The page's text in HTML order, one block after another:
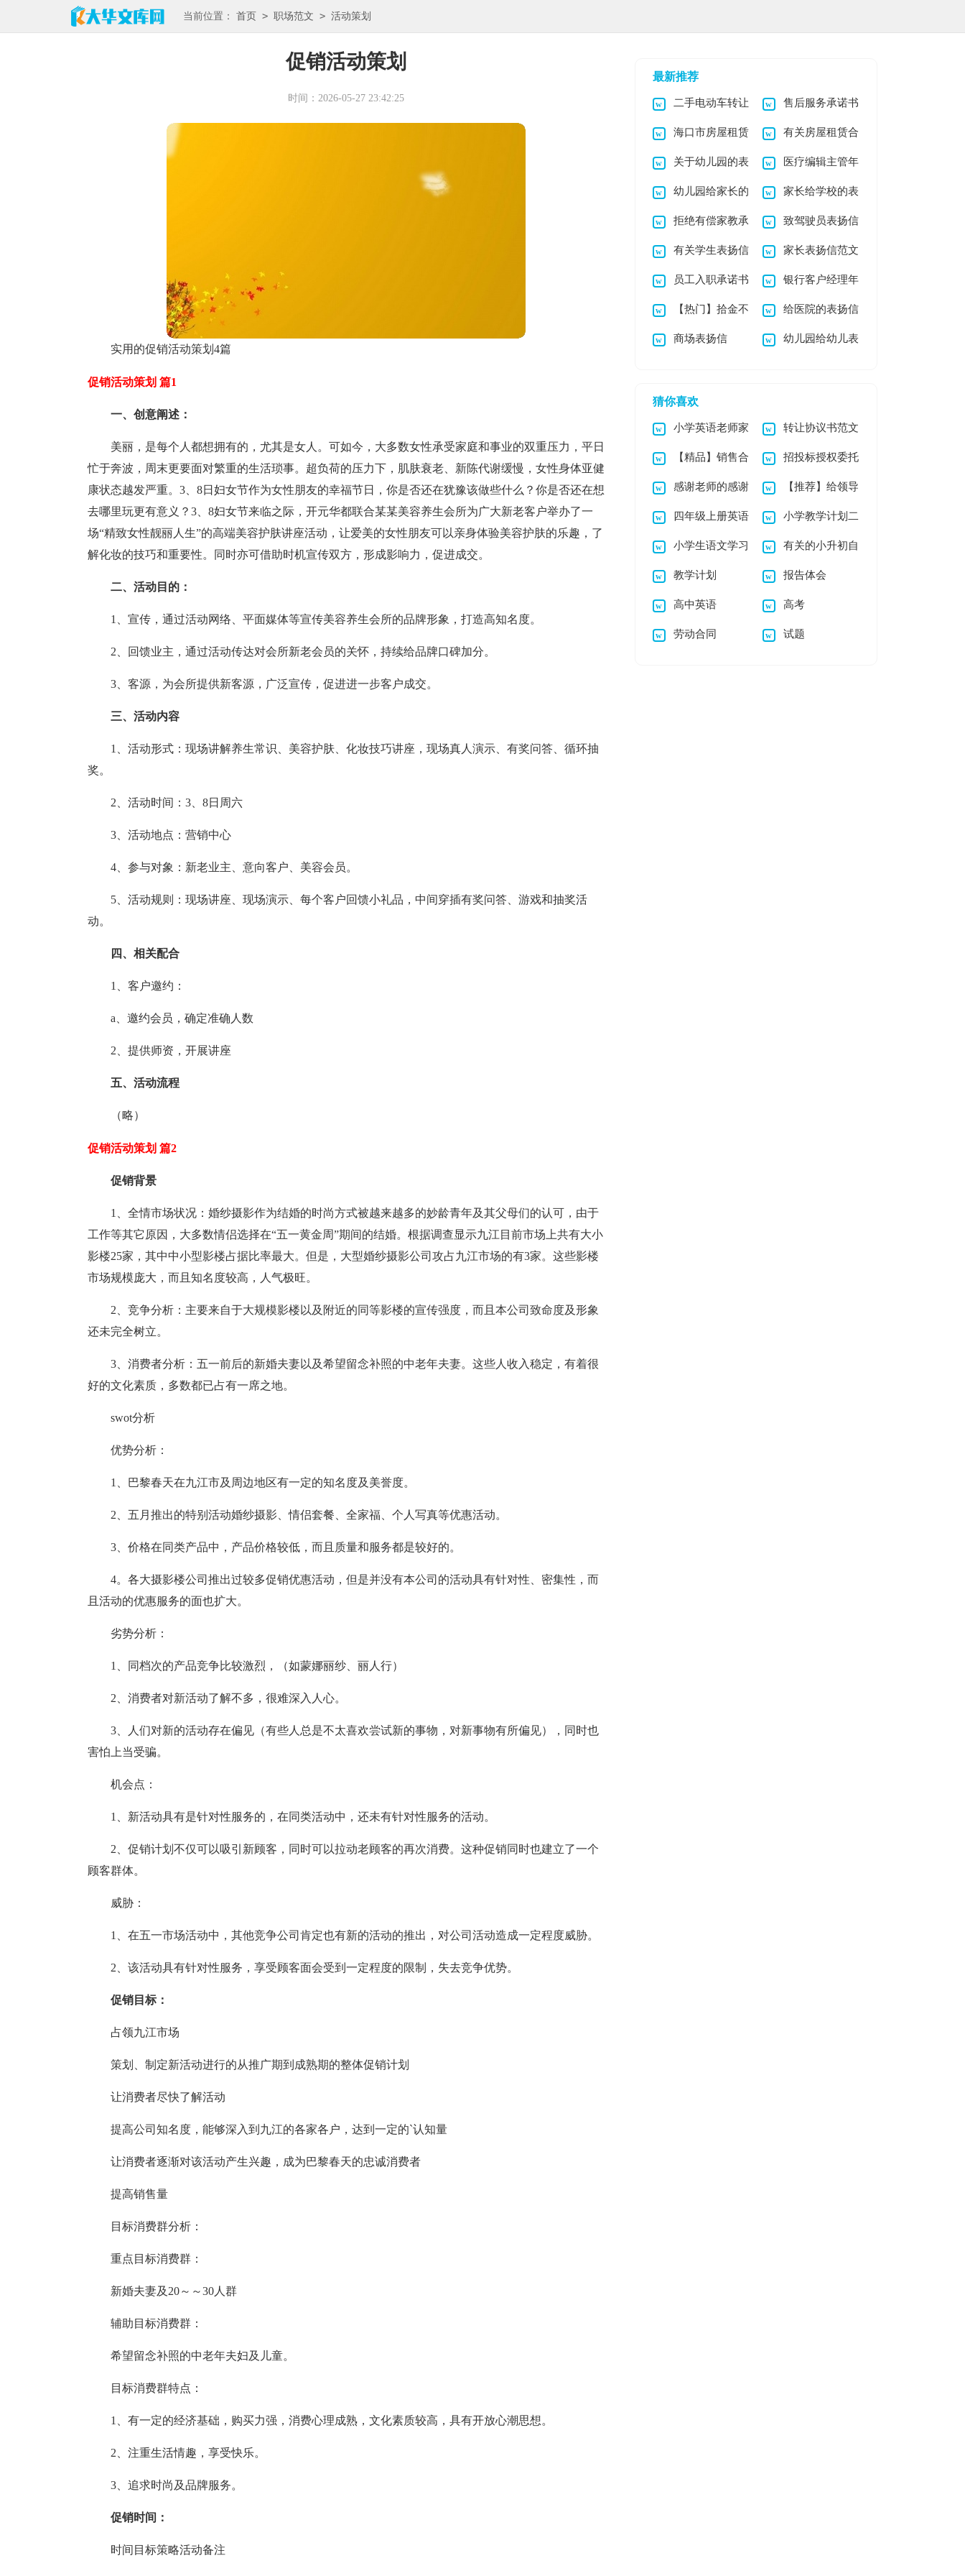
当前位置： 首页 > 职场范文 > 活动策划
促销活动策划
时间：2026-05-27 23:42:25
实用的促销活动策划4篇
促销活动策划 篇1
一、创意阐述：
美丽，是每个人都想拥有的，尤其是女人。可如今，大多数女性承受家庭和事业的双重压力，平日
忙于奔波，周末更要面对繁重的生活琐事。超负荷的压力下，肌肤衰老、新陈代谢缓慢，女性身体亚健
康状态越发严重。3、8日妇女节作为女性朋友的幸福节日，你是否还在犹豫该做些什么？你是否还在想
去哪里玩更有意义？3、8妇女节来临之际，开元华都联合某某美容养生会所为广大新老客户举办了一
场“精致女性靓丽人生”的高端美容护肤讲座活动，让爱美的女性朋友可以亲身体验美容护肤的乐趣，了
解化妆的技巧和重要性。同时亦可借助时机宣传双方，形成影响力，促进成交。
二、活动目的：
1、宣传，通过活动网络、平面媒体等宣传美容养生会所的品牌形象，打造高知名度。
2、回馈业主，通过活动传达对会所新老会员的关怀，持续给品牌口碑加分。
3、客源，为会所提供新客源，广泛宣传，促进进一步客户成交。
三、活动内容
1、活动形式：现场讲解养生常识、美容护肤、化妆技巧讲座，现场真人演示、有奖问答、循环抽
奖。
2、活动时间：3、8日周六
3、活动地点：营销中心
4、参与对象：新老业主、意向客户、美容会员。
5、活动规则：现场讲座、现场演示、每个客户回馈小礼品，中间穿插有奖问答、游戏和抽奖活
动。
四、相关配合
1、客户邀约：
a、邀约会员，确定准确人数
2、提供师资，开展讲座
五、活动流程
（略）
促销活动策划 篇2
促销背景
1、全情市场状况：婚纱摄影作为结婚的时尚方式被越来越多的妙龄青年及其父母们的认可，由于
工作等其它原因，大多数情侣选择在“五一黄金周”期间的结婚。根据调查显示九江目前市场上共有大小
影楼25家，其中中小型影楼占据比率最大。但是，大型婚纱摄影公司攻占九江市场的有3家。这些影楼
市场规模庞大，而且知名度较高，人气极旺。
2、竞争分析：主要来自于大规模影楼以及附近的同等影楼的宣传强度，而且本公司致命度及形象
还未完全树立。
3、消费者分析：五一前后的新婚夫妻以及希望留念补照的中老年夫妻。这些人收入稳定，有着很
好的文化素质，多数都已占有一席之地。
swot分析
优势分析：
1、巴黎春天在九江市及周边地区有一定的知名度及美誉度。
2、五月推出的特别活动婚纱摄影、情侣套餐、全家福、个人写真等优惠活动。
3、价格在同类产品中，产品价格较低，而且质量和服务都是较好的。
4。各大摄影楼公司推出过较多促销优惠活动，但是并没有本公司的活动具有针对性、密集性，而
且活动的优惠服务的面也扩大。
劣势分析：
1、同档次的产品竞争比较激烈，（如蒙娜丽纱、丽人行）
2、消费者对新活动了解不多，很难深入人心。
3、人们对新的活动存在偏见（有些人总是不太喜欢尝试新的事物，对新事物有所偏见），同时也
害怕上当受骗。
机会点：
1、新活动具有是针对性服务的，在同类活动中，还未有针对性服务的活动。
2、促销计划不仅可以吸引新顾客，同时可以拉动老顾客的再次消费。这种促销同时也建立了一个
顾客群体。
威胁：
1、在五一市场活动中，其他竞争公司肯定也有新的活动的推出，对公司活动造成一定程度威胁。
2、该活动具有针对性服务，享受顾客面会受到一定程度的限制，失去竞争优势。
促销目标：
占领九江市场
策划、制定新活动进行的从推广期到成熟期的整体促销计划
让消费者尽快了解活动
提高公司知名度，能够深入到九江的各家各户，达到一定的`认知量
让消费者逐渐对该活动产生兴趣，成为巴黎春天的忠诚消费者
提高销售量
目标消费群分析：
重点目标消费群：
新婚夫妻及20～～30人群
辅助目标消费群：
希望留念补照的中老年夫妇及儿童。
目标消费群特点：
1、有一定的经济基础，购买力强，消费心理成熟，文化素质较高，具有开放心潮思想。
2、注重生活情趣，享受快乐。
3、追求时尚及品牌服务。
促销时间：
时间目标策略活动备注
最新推荐
二手电动车转让
协议书
售后服务承诺书
15篇
海口市房屋租赁
合同
有关房屋租赁合
同模板集合四篇
关于幼儿园的表
扬信汇总十篇
医疗编辑主管年
终总结
幼儿园给家长的
表扬信合集八篇
家长给学校的表
扬信
拒绝有偿家教承
诺书
致驾驶员表扬信
有关学生表扬信 家长表扬信范文
员工入职承诺书
汇编五篇
银行客户经理年
终总结15篇
【热门】拾金不
昧表扬信3篇
给医院的表扬信
范文汇总十篇
商场表扬信 幼儿园给幼儿表
猜你喜欢
小学英语老师家
长会发言稿
转让协议书范文
集锦九篇
【精品】销售合
同模板合集九篇
招投标授权委托
书
感谢老师的感谢
信集合
【推荐】给领导
道歉信4篇
四年级上册英语
教学计划
小学教学计划二
年级模板6篇
小学生语文学习
心得
有关的小升初自
荐信模板锦集七篇
教学计划 报告体会
高中英语 高考
劳动合同 试题